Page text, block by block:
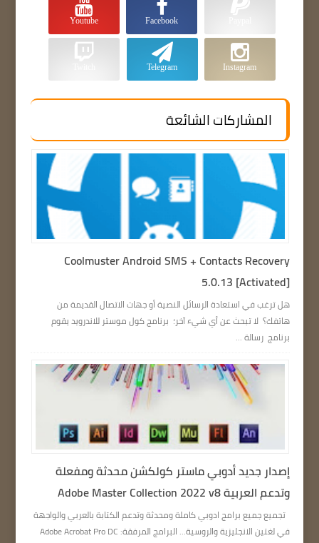
Facebook
Youtube
Instagram
Telegram
المشاركات الشائعة
Coolmuster Android SMS + Contacts Recovery
5.0.13 [Activated]
هل ترغب في استعادة الرسائل النصية أو جهات الاتصال القديمة من
هاتفك؟ لا تبحث عن أي شيء آخر؛ برنامج كول موستر للاندرويد يقوم
برنامج رسالة ...
إصدار جديد أدوبي ماستر كولكشن محدثة ومفعلة
وتدعم العربية Adobe Master Collection 2022 v8
تجميع جميع برامج ادوبي كاملة ومحدثة وتدعم الكتابة بالعربي والواجهة
في لغتين الانجليزية والروسية… البرامج المرفقة: Adobe Acrobat Pro DC